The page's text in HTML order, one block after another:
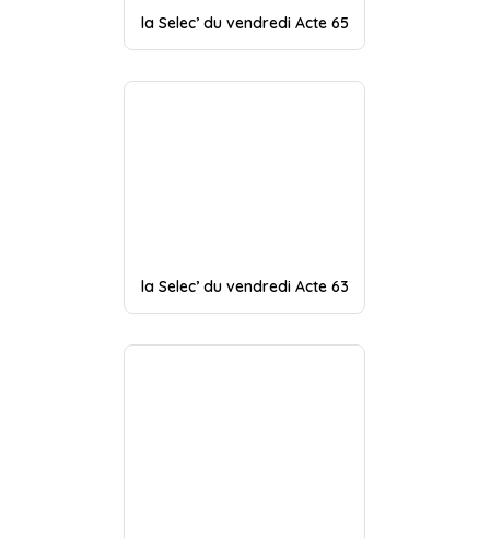
la Selec’ du vendredi Acte 65
la Selec’ du vendredi Acte 63